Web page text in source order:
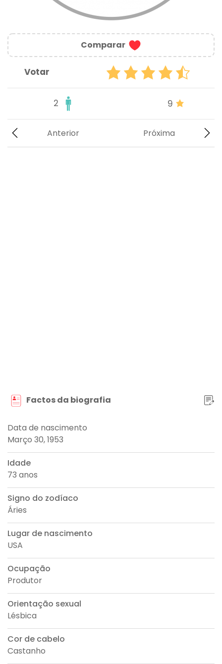
Comparar
Votar
2 9
Próxima
Anterior
Factos da biografia
Data de nascimento
Março 30, 1953
Idade
73 anos
Signo do zodíaco
Áries
Lugar de nascimento
USA
Ocupação
Produtor
Orientação sexual
Lésbica
Cor de cabelo
Castanho